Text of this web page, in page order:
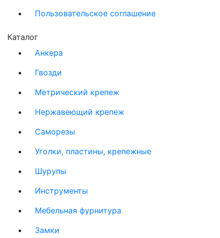
Пользовательское соглашение
Каталог
Анкера
Гвозди
Метрический крепеж
Нержавеющий крепеж
Саморезы
Уголки, пластины, крепежные
Шурупы
Инструменты
Мебельная фурнитура
Замки